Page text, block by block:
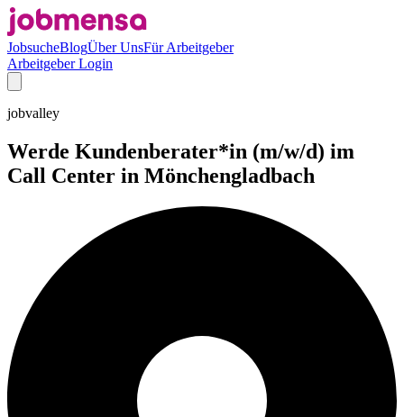
JobsucheBlogÜber UnsFür Arbeitgeber
Arbeitgeber Login
jobvalley
Werde Kundenberater*in (m/w/d) im
Call Center in Mönchengladbach